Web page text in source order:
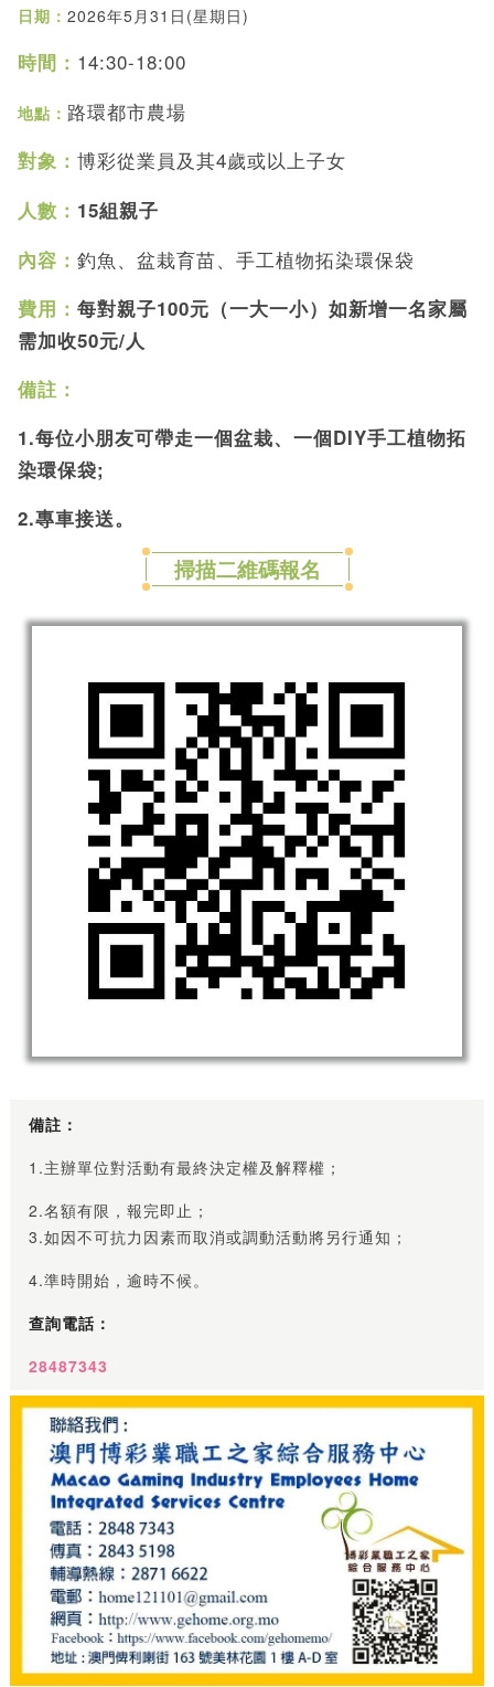
日期： 2026年5月31日(星期日)
時間： 14:30-18:00
地點： 路環都市農場
對象： 博彩從業員及其4歲或以上子女
人數： 15組親子
內容： 釣魚、盆栽育苗、手工植物拓染環保袋
費用： 每對親子100元（一大一小）如新增一名家屬
需加收50元/人
備註：
1.每位小朋友可帶走一個盆栽、一個DIY手工植物拓
染環保袋;
2.專車接送。
掃描二維碼報名
備註：
1.主辦單位對活動有最終決定權及解釋權；
2.名額有限，報完即止；
3.如因不可抗力因素而取消或調動活動將另行通知；
4.準時開始，逾時不候。
查詢電話：
28487343